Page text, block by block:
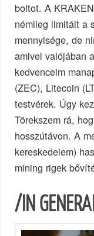
boltot. A
némileg limitált a
mennyisége, de
amivel valójában
kedvenceim
(ZEC), Litecoin
testvérek. Úgy
Törekszem rá,
hosszútávon. A
kereskedelem)
mining rigek
/IN